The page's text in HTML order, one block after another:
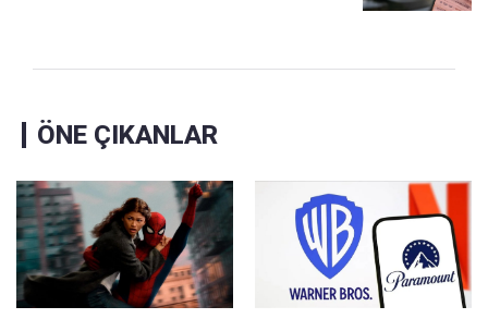
ÖNE ÇIKANLAR